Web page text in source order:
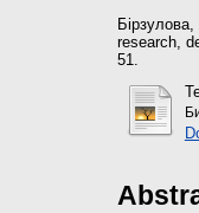
research,
51.